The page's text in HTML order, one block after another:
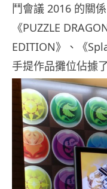
鬥會議 2016 的關係
《PUZZLE
EDITION》、《
手提作品攤位佔據